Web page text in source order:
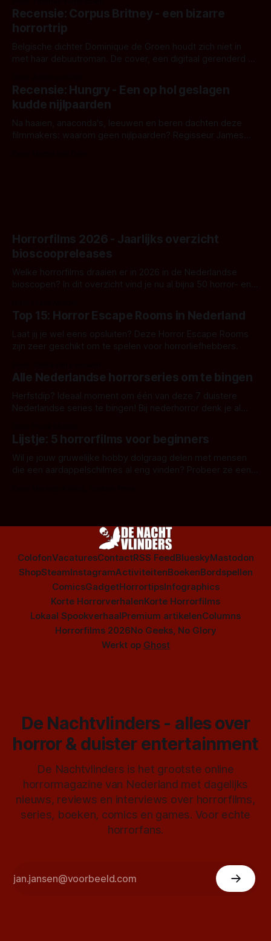
'Skeletons', een nieuwe creature feature waarvoor de
opnames zijn gestart in Australië.
Recensie: Corpus Britney - een bizarre
horrortrip
Belgische dichter Dominique de Groen houdt zich niet in
met haar debuutroman. De cover, een digitaal gerenderd en
achtergrond, belooft iets kleurrijks maar onheilspellends,
iets ongrijpbaars. En dat maakt De Groen met ieder woord
waar.
Recensie: Hungry - Een op hol geslagen
kudde nijlpaarden
Na haaien, anaconda's, leeuwen en beren dachten deze
filmmakers: waarom geen nijlpaarden? Regisseur James
Horrorfilms 2026 - Jaarlijks overzicht
bioscoopreleases
Welke horrorfilms draaien er in 2026 in de Nederlandse
bioscopen? In dit overzicht vind je nu al bijna 50 horror- en
Top 15: Horror Escape Rooms in Nederland
Laat jij je wel eens opsluiten? Deze Horror Escape Rooms
zijn zeer geschikt om te spelen voor horrorliefhebbers.
Alle Nederlandse horrorseries om te bingen
Herfstdip? Ideaal moment om één van deze 7 duistere
Nederlandse series te bingen! Bij nederhorror denk je al
Amsterdamned of The Johnsons. Maar Nederlandse horror
is niet beperkt tot films. Hier een aantal Nederlandse tv-
series uit het duistere of horrorgenre. Als
Lijstje: 5 horrorfilms voor beginners
Wil je jouw gruwelijke hobby dolgraag delen met mensen
die een aardappelschilmes al eng vinden? Probeer ze eens
ColofonVacaturesContactRSS FeedBlueskyMastodon
ShopSteamInstagramActiviteitenBoekenBordspellen
ComicsGadgetHorrortipsInfographics
Korte HorrorverhalenKorte Horrorfilms
Lokaal SpookverhaalPremium artikelenColumns
Horrorfilms 2026No Geeks, No Glory
Werkt op Ghost
De Nachtvlinders - alles over
horror & duister entertainment
De Nachtvlinders is het grootste online
horrormagazine van Nederland met dagelijks
nieuws, reviews en interviews over horrorfilms,
series, boeken, comics en games. Voor echte
horrorfans.